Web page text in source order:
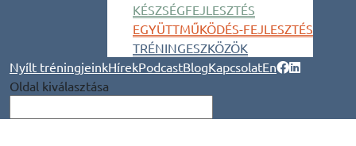
KÉSZSÉGFEJLESZTÉS
EGYÜTTMŰKÖDÉS-FEJLESZTÉS
TRÉNINGESZKÖZÖK
Nyílt tréningjeinkHírekPodcastBlogKapcsolatEn
Oldal kiválasztása